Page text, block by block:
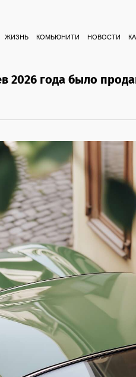
ЖИЗНЬ КОМЬЮНИТИ НОВОСТИ
2026 года было